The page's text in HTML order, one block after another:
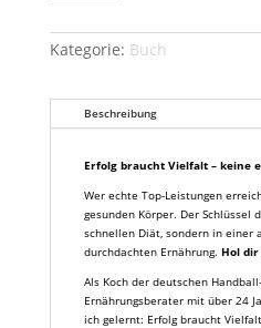
Kategorie: Buch
Beschreibung
Erfolg braucht Vielfalt – keine
Wer echte Top-Leistungen
gesunden Körper. Der Schlüssel
schnellen Diät, sondern in einer
durchdachten Ernährung. Hol dir
Als Koch der deutschen
Ernährungsberater mit über 24
ich gelernt: Erfolg braucht